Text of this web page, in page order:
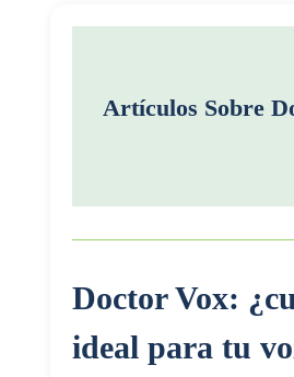
Artículos Sobre
Doctor Vox:
ideal para tu